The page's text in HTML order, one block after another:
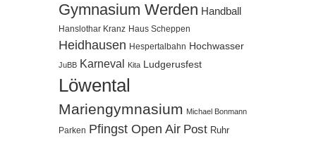
Gymnasium Werden Handball
Hanslothar Kranz Haus Scheppen
Heidhausen Hespertalbahn Hochwasser
JuBB Karneval Kita Ludgerusfest
Löwental
Mariengymnasium Michael Bonmann
Parken Pfingst Open Air Post Ruhr